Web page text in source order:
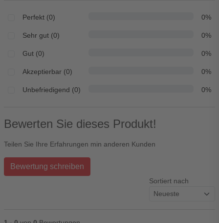
Perfekt (0) 0%
Sehr gut (0) 0%
Gut (0) 0%
Akzeptierbar (0) 0%
Unbefriedigend (0) 0%
Bewerten Sie dieses Produkt!
Teilen Sie Ihre Erfahrungen min anderen Kunden
Bewertung schreiben
Sortiert nach